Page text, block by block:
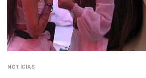
NOTÍCIAS